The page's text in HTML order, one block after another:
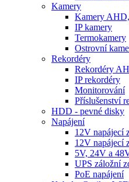
Kamery
Kamery
IP kamery
Termokamery
Ostrovní
Rekordéry
Rekordéry
IP rekordéry
Monitorování
Příslušenství
HDD - pevné disky
Napájení
12V napájecí
12V napájecí
5V, 24V a
UPS záložní
PoE napájení